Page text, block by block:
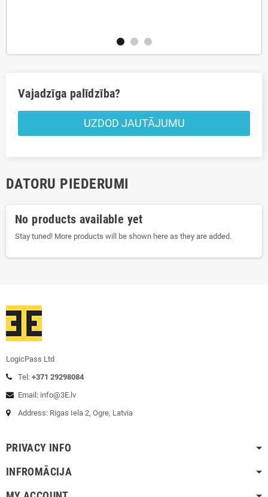
Vajadzīga palīdzība?
UZDOD JAUTĀJUMU
DATORU PIEDERUMI
No products available yet
Stay tuned! More products will be shown here as they are added.
LogicPass Ltd
Tel: +371 29298084
Email: info@3E.lv
Address: Rigas Iela 2, Ogre, Latvia
PRIVACY INFO
INFROMĀCIJA